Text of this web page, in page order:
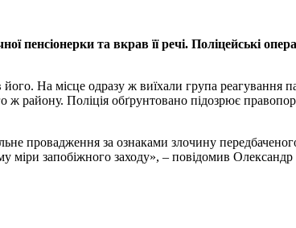
пенсіонерки та вкрав її речі. Поліцейські
На місце одразу ж виїхали група реагування
району. Поліція обґрунтовано підозрює
провадження за ознаками злочину
запобіжного заходу», – повідомив Олександр